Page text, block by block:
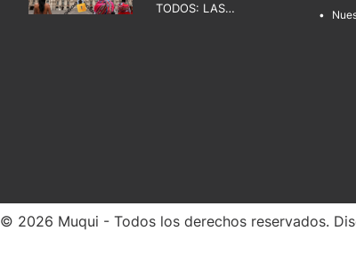
TODOS: LAS
•
© 2026 Muqui - Todos los derechos reservados.